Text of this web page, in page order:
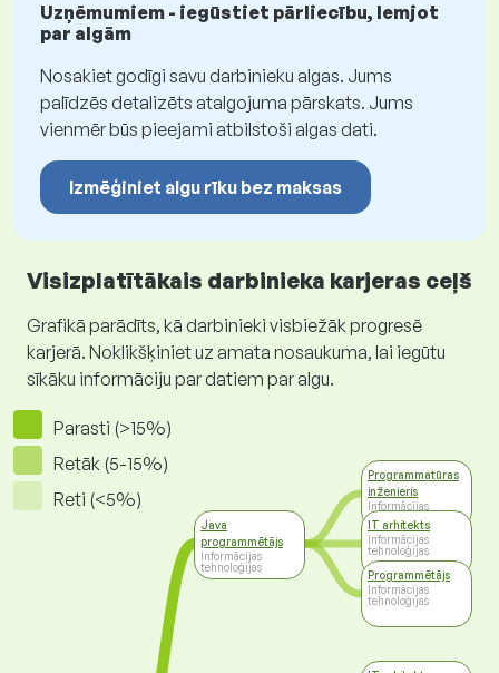
Uzņēmumiem - iegūstiet pārliecību, lemjot
par algām
Nosakiet godīgi savu darbinieku algas. Jums
palīdzēs detalizēts atalgojuma pārskats. Jums
vienmēr būs pieejami atbilstoši algas dati.
Izmēģiniet algu rīku bez maksas
Visizplatītākais darbinieka karjeras ceļš
Grafikā parādīts, kā darbinieki visbiežāk progresē
karjerā. Noklikšķiniet uz amata nosaukuma, lai iegūtu
sīkāku informāciju par datiem par algu.
Parasti (>15%)
Retāk (5-15%)
Reti (<5%)
Java
programmētājs
Informācijas
tehnoloģijas
Programmatūras
inženieris
Informācijas
tehnoloģijas
IT arhitekts
Informācijas
tehnoloģijas
Programmētājs
Informācijas
tehnoloģijas